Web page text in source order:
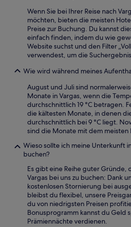
Wenn Sie bei Ihrer Reise nach
möchten, bieten die meisten
Preise zur Buchung. Du kannst
einfach finden, indem du wie
Website suchst und den Filter
verwendest, um die
Wie wird während meines
August und Juli sind
Monate in Vargas, wenn die
durchschnittlich 19 °C betragen.
die kältesten Monate, in denen
durchschnittlich bei 9 °C liegt.
sind die Monate mit dem meisten
Wieso sollte ich meine Unterkunft
buchen?
Es gibt eine Reihe guter Gründe,
Vargas bei uns zu buchen: Dank
kostenlosen Stornierung bei
bleibst du flexibel, unsere
du von niedrigsten Preisen
Bonusprogramm kannst du Geld
Prämiennächte verdienen.